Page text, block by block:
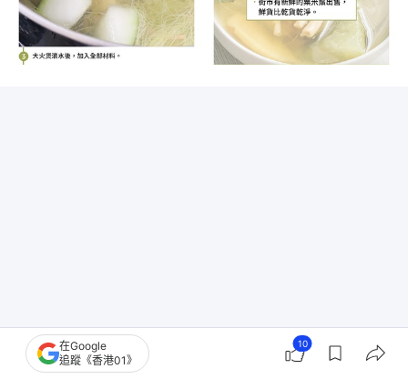
【廚餘是寶】粟米鬚勿當垃圾原是寶！ 煲水飲祛濕
在Google
追蹤《香港01》
10